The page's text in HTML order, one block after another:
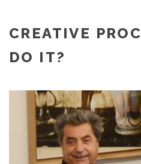
CREATIVE
DO IT?